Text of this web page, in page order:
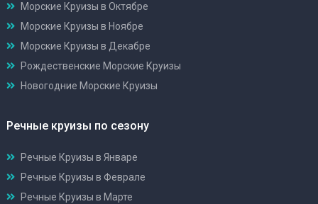
Морские Круизы в Октябре
Морские Круизы в Ноябре
Морские Круизы в Декабре
Рождественские Морские Круизы
Новогодние Морские Круизы
Речные круизы по сезону
Речные Круизы в Январе
Речные Круизы в Феврале
Речные Круизы в Марте